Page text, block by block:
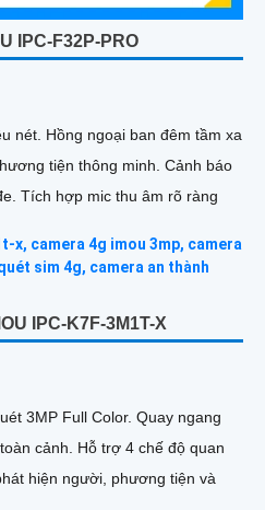
IPC-F32P-PRO
nét. Hồng ngoại ban đêm tầm xa
tiện thông minh. Cảnh báo
Tích hợp mic thu âm rõ ràng
IPC-K7F-3M1T-X
3MP Full Color. Quay ngang
cảnh. Hỗ trợ 4 chế độ quan
hiện người, phương tiện và